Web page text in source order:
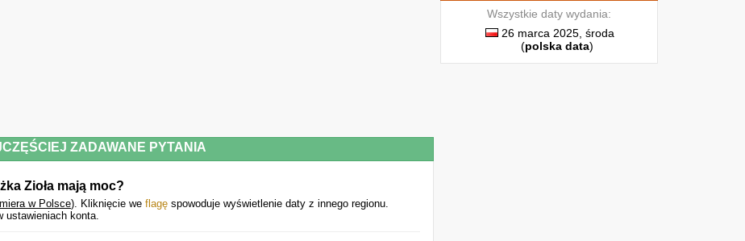
ZADAWANE PYTANIA
Zioła mają moc?
w Polsce). Kliknięcie we flagę spowoduje wyświetlenie daty z innego regionu.
ustawieniach konta.
Wszystkie daty wydania:
26 marca 2025, środa
(polska data)